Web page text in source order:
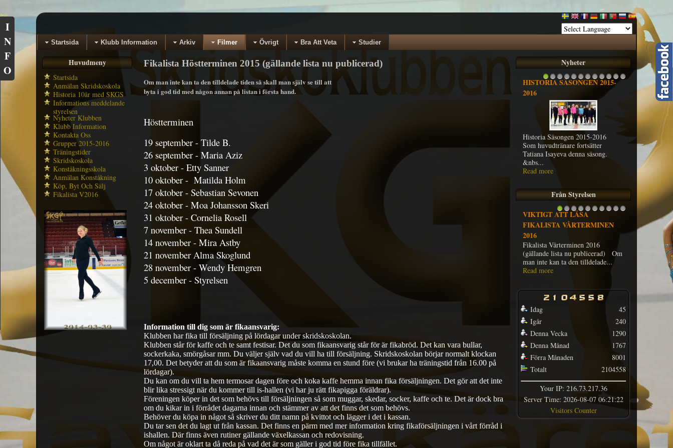
Startsida Klubb Information Arkiv Filmer Övrigt Bra Att Veta Studier
Huvudmeny
Startsida
Anmälan Skridskoskola
Historia 10år med SKGS
Informations meddelande
styrelsen
Nyheter Klubben
Klubb Information
Kontakta Oss
Grupper 2015-2016
Träningstider
Skridskoskola
Konståkningsskola
Anmälan Konståkning
Köp, Byt Och Sälj
Fikalista V2016
Fikalista Höstterminen 2015 (gällande lista nu publicerad)
Om man inte kan ta den tilldelade tiden så skall man själv se till att
byta i god tid med någon annan på listan i första hand.
Höstterminen
19 september - Tilde B.
26 september - Maria Aziz
3 oktober - Etty Sanner
10 oktober - Matilda Holm
17 oktober - Sebastian Sevonen
24 oktober - Moa Johansson Skeri
31 oktober - Cornelia Rosell
7 november - Thea Sundell
14 november - Mira Astby
21 november Alma Skoglund
28 november - Wendy Hemgren
5 december - Styrelsen
Information till dig som är fikaansvarig:
Klubben har fika till försäljning på lördagar under skridskoskolan.
Klubben står för kaffe och te samt festisar. Det du som fikaansvarig står för är fikabröd. Det kan vara bullar,
sockerkaka, smörgåsar mm. Du väljer själv vad du vill ha till försäljning. Skridskoskolan börjar normalt klockan
17,00. Det betyder att du som är fikaansvarig måste komma en stund före (vi brukar ha träningstid från 16.00 på
lördagar).
Du kan om du vill ta hem termosar dagen före och koka kaffe hemma innan fika försäljningen. Det gör att det inte
blir lika stressigt när du kommer till is-hallen (vi har ju rätt fikapigga föräldrar).
Föreningen köper in det som behövs till försäljningen så som muggar, skedar, socker, kaffe och te. Det är dock bra
om du kikar in i förrådet dagarna innan och stämmer av att det finns det som behövs.
Behöver du köpa in något så skriver du ditt namn på kvittot och lägger i det i kassan.
Du tar sen det du lagt ut från kassan. Det finns en pärm med mer information kring fikaförsäljningen i vårt förråd i
ishallen. Där finns även rutiner gällande växelkassan och redovisning.
Om något är oklart ta då reda på vad det är som gäller i god tid före fika tillfället.
Nyheter
1 2 3 4 5 6 7 8 9 1011
HISTORIA SÄSONGEN 2015-
2016
Historia Säsongen 2015-2016
Som huvudtränare fortsätter
Tatiana Isayeva denna säsong.
&nbs...
Read more
Från Styrelsen
1 2 3 4 5
VIKTIGT ATT LÄSA
FIKALISTA VÅRTERMINEN
2016
Fikalista Vårterminen 2016
(gällande lista nu publicerad) Om
man inte kan ta den tilldelade...
Read more
Idag
Igår
Denna Vecka
Denna Månad
Förra Månaden
Totalt
45
240
1290
1767
8001
2104558
Your IP: 216.73.217.36
Server Time: 2026-08-07 06:21:22
Visitors Counter
I
N
F
O